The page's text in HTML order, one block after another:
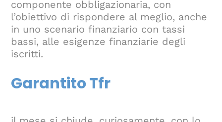
componente obbligazionaria, con
l’obiettivo di rispondere al meglio, anche
in uno scenario finanziario con tassi
bassi, alle esigenze finanziarie degli
iscritti.
Garantito Tfr